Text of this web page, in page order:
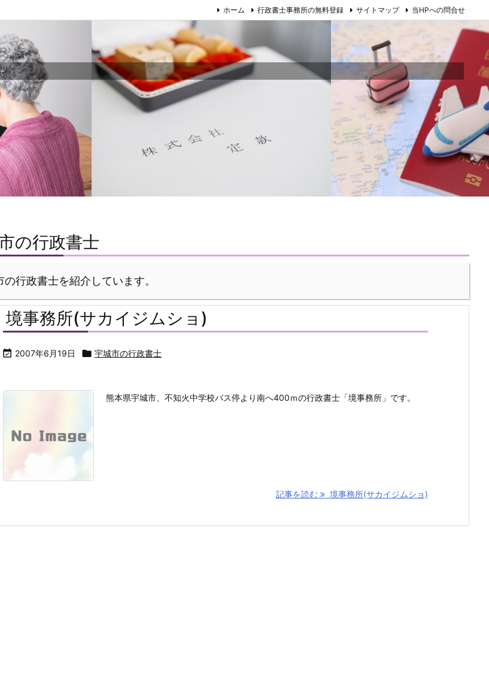
ホーム 行政書士事務所の無料登録 サイトマップ 当HPへの問合せ
。
の行政書士
の行政書士を紹介しています。
境事務所(サカイジムショ)
 2007年6月19日  宇城市の行政書士
熊本県宇城市、不知火中学校バス停より南へ400ｍの行政書士「境事務所」です。
記事を読む 境事務所(サカイジムショ)